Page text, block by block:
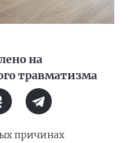
на
травматизма
причинах